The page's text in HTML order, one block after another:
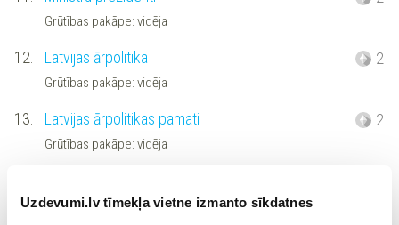
Uzdevumi.lv tīmekļa vietne izmanto sīkdatnes
Grūtības pakāpe: vidēja
12. Latvijas ārpolitika
Grūtības pakāpe: vidēja
2
13. Latvijas ārpolitikas pamati
Grūtības pakāpe: vidēja
2
Grūtības pakāpe: vidēja